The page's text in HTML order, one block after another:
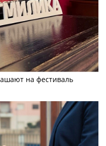
на фестиваль